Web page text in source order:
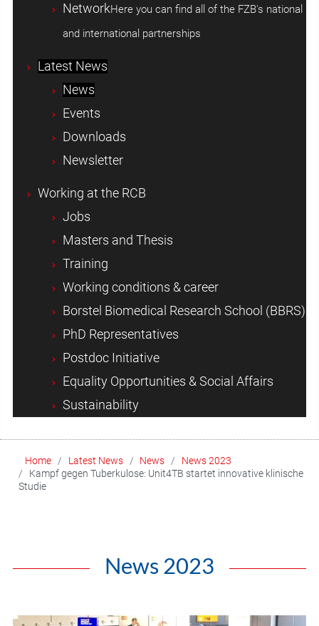
NetworkHere you can find all of the FZB's national
and international partnerships
Latest News
News
Events
Downloads
Newsletter
Working at the RCB
Jobs
Masters and Thesis
Training
Working conditions & career
Borstel Biomedical Research School (BBRS)
PhD Representatives
Postdoc Initiative
Equality Opportunities & Social Affairs
Sustainability
Home Latest News News
News 2023
Kampf gegen Tuberkulose: Unit4TB startet innovative klinische
Studie
News 2023